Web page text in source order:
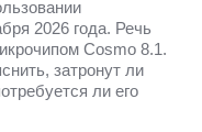
2026 года. Речь
Cosmo 8.1.
затронут ли
ли его